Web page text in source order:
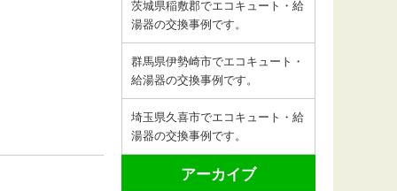
茨城県稲敷郡でエコキュート・給
湯器の交換事例です。
群馬県伊勢崎市でエコキュート・
給湯器の交換事例です。
埼玉県久喜市でエコキュート・給
湯器の交換事例です。
アーカイブ